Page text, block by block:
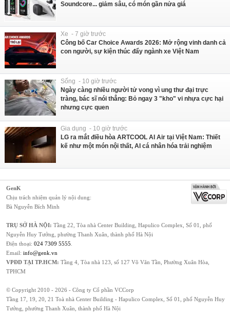
Soundcore... giảm sâu, có món gần nửa giá
Xe - 7 giờ trước
Công bố Car Choice Awards 2026: Mở rộng vinh danh cả
con người, sự kiện thúc đẩy ngành xe Việt Nam
Sống - 10 giờ trước
Ngày càng nhiều người tử vong vì ung thư đại trực
tràng, bác sĩ nói thẳng: Bỏ ngay 3 "kho" vi nhựa cực hại
nhưng cực quen
Gia dụng - 10 giờ trước
LG ra mắt điều hòa ARTCOOL AI Air tại Việt Nam: Thiết
kế như một món nội thất, AI cá nhân hóa trải nghiệm
GenK
Chịu trách nhiệm quản lý nội dung:
Bà Nguyễn Bích Minh
TRỤ SỞ HÀ NỘI: Tầng 22, Tòa nhà Center Building, Hapulico Complex, Số 01, phố
Nguyễn Huy Tưởng, phường Thanh Xuân, thành phố Hà Nội
Điện thoại: 024 7309 5555
Email: info@genk.vn
VPĐD TẠI TP.HCM: Tầng 4, Tòa nhà 123, số 127 Võ Văn Tần, Phường Xuân Hòa,
TPHCM
© Copyright 2010 - 2026 - Công ty Cổ phần VCCorp
Tầng 17, 19, 20, 21 Toà nhà Center Building - Hapulico Complex, Số 01, phố Nguyễn Huy
Tưởng, phường Thanh Xuân, thành phố Hà Nội